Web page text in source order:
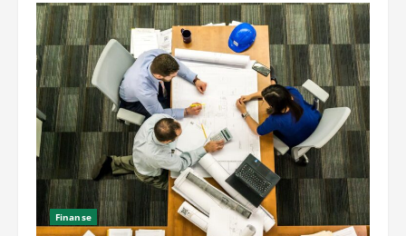
hal
prefabrykowanych
z
otoczeniem
naturalnym
Finanse